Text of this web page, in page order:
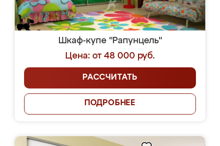
Шкаф-купе "Рапунцель"
Цена: от 48 000 руб.
РАССЧИТАТЬ
ПОДРОБНЕЕ